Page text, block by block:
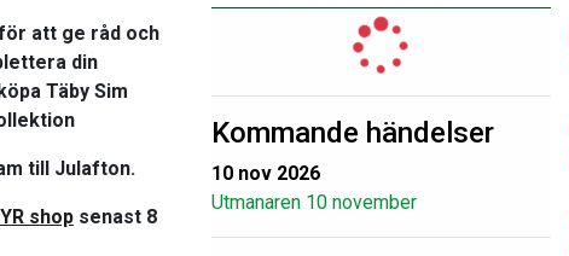
Kommande händelser
10 nov 2026
Utmanaren 10 november
att ge råd och
din
Täby Sim
till Julafton.
shop senast 8